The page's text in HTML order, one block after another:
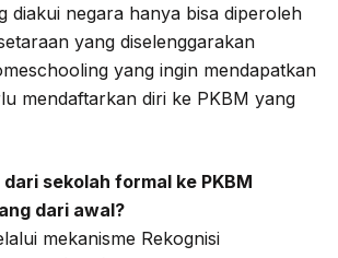
diakui negara hanya bisa diperoleh
yang diselenggarakan
yang ingin mendapatkan
mendaftarkan diri ke PKBM yang
sekolah formal ke PKBM
dari awal?
mekanisme Rekognisi